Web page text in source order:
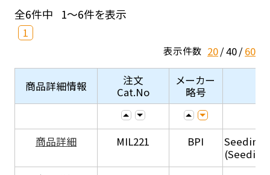
全6件中 1～6件を表示
1
表示件数 20 40 60
商品詳細情報
注文
Cat.No
メーカー
略号
商品詳細 MIL221 BPI
Seeding